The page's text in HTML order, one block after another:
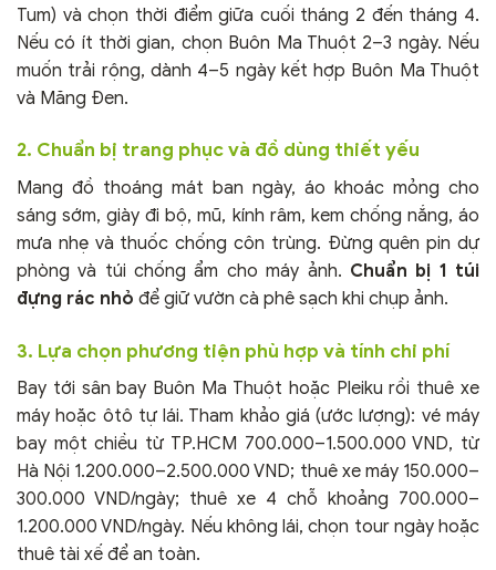
Tum) và chọn thời điểm giữa cuối tháng 2 đến tháng 4.
Nếu có ít thời gian, chọn Buôn Ma Thuột 2–3 ngày. Nếu
muốn trải rộng, dành 4–5 ngày kết hợp Buôn Ma Thuột
và Măng Đen.
2. Chuẩn bị trang phục và đồ dùng thiết yếu
Mang đồ thoáng mát ban ngày, áo khoác mỏng cho
sáng sớm, giày đi bộ, mũ, kính râm, kem chống nắng, áo
mưa nhẹ và thuốc chống côn trùng. Đừng quên pin dự
phòng và túi chống ẩm cho máy ảnh. Chuẩn bị 1 túi
đựng rác nhỏ để giữ vườn cà phê sạch khi chụp ảnh.
3. Lựa chọn phương tiện phù hợp và tính chi phí
Bay tới sân bay Buôn Ma Thuột hoặc Pleiku rồi thuê xe
máy hoặc ôtô tự lái. Tham khảo giá (ước lượng): vé máy
bay một chiều từ TP.HCM 700.000–1.500.000 VND, từ
Hà Nội 1.200.000–2.500.000 VND; thuê xe máy 150.000–
300.000 VND/ngày; thuê xe 4 chỗ khoảng 700.000–
1.200.000 VND/ngày. Nếu không lái, chọn tour ngày hoặc
thuê tài xế để an toàn.